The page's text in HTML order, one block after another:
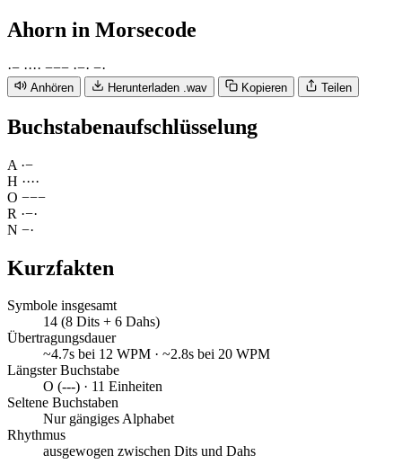
Ahorn in Morsecode
·− ···· −−− ·−· −·
Anhören Herunterladen .wav Kopieren Teilen
Buchstabenaufschlüsselung
A ·−
H ····
O −−−
R ·−·
N −·
Kurzfakten
Symbole insgesamt
14 (8 Dits + 6 Dahs)
Übertragungsdauer
~4.7s bei 12 WPM · ~2.8s bei 20 WPM
Längster Buchstabe
O (---) · 11 Einheiten
Seltene Buchstaben
Nur gängiges Alphabet
Rhythmus
ausgewogen zwischen Dits und Dahs